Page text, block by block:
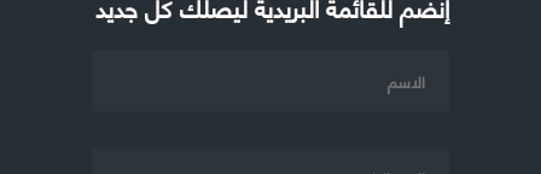
إنضم للقائمة البريدية ليصلك كل جديد